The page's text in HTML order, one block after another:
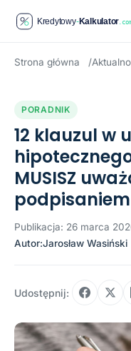
Strona główna
PORADNIK
12 klauzul w
MUSISZ
podpisaniem
Publikacja: 26 marca
Autor:Jarosław Wasiński
Udostępnij: